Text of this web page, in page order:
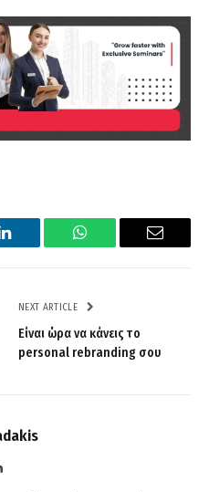
LinkedIn WhatsApp Email
NEXT ARTICLE
Είναι ώρα να κάνεις το
personal rebranding σου
LinkedIn